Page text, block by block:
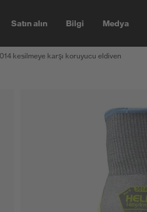
Satın alın Bilgi Medya
kesilmeye karşı koruyucu eldiven